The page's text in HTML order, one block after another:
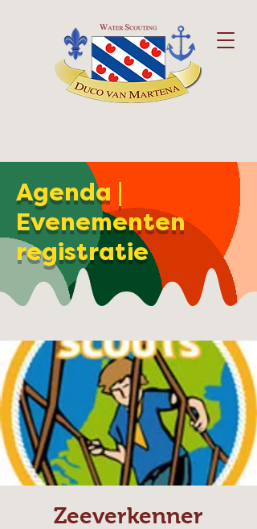
Agenda |
Evenementen
registratie
Zeeverkenner